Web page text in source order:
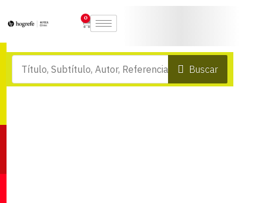
0
Buscar